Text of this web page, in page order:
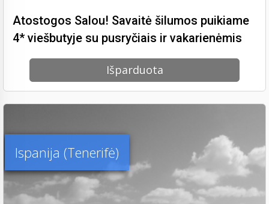
Atostogos Salou! Savaitė šilumos puikiame
4* viešbutyje su pusryčiais ir vakarienėmis
Išparduota
Ispanija (Tenerifė)